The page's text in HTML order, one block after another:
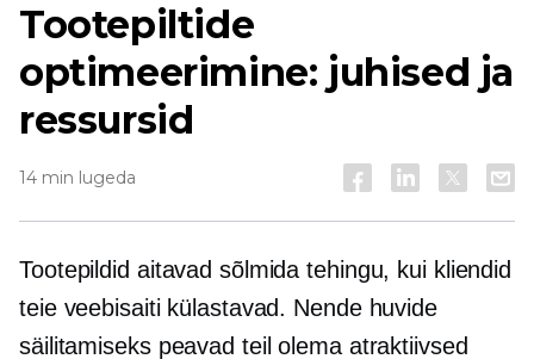
Tootepiltide
optimeerimine: juhised ja
ressursid
14 min lugeda
Tootepildid aitavad sõlmida tehingu, kui kliendid
teie veebisaiti külastavad. Nende huvide
säilitamiseks peavad teil olema atraktiivsed